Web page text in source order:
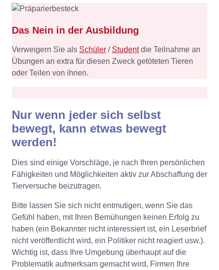
Das Nein in der Ausbildung
Verweigern Sie als Schüler / Studentdie Teilnahme an
Übungen an extra für diesen Zweck getöteten Tieren
oder Teilen von ihnen.
Nur wenn jeder sich selbst
bewegt, kann etwas bewegt
werden!
Dies sind einige Vorschläge, je nach Ihren persönlichen
Fähigkeiten und Möglichkeiten aktiv zur Abschaffung der
Tierversuche beizutragen.
Bitte lassen Sie sich nicht entmutigen, wenn Sie das
Gefühl haben, mit Ihren Bemühungen keinen Erfolg zu
haben (ein Bekannter nicht interessiert ist, ein Leserbrief
nicht veröffentlicht wird, ein Politiker nicht reagiert usw.).
Wichtig ist, dass Ihre Umgebung überhaupt auf die
Problematik aufmerksam gemacht wird, Firmen Ihre